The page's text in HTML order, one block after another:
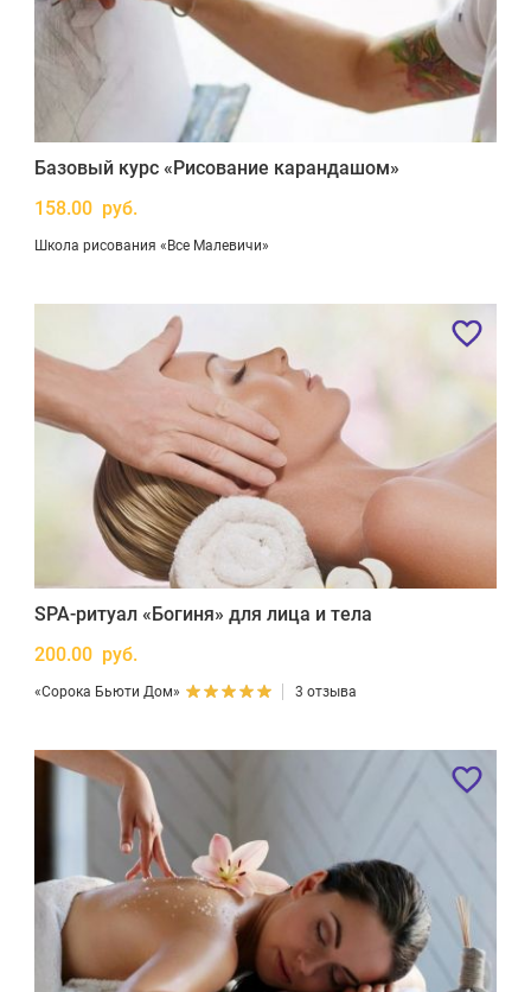
Базовый курс «Рисование карандашом»
158.00 руб.
Школа рисования «Все Малевичи»
SPA-ритуал «Богиня» для лица и тела
200.00 руб.
«Сорока Бьюти Дом» 3 отзыва